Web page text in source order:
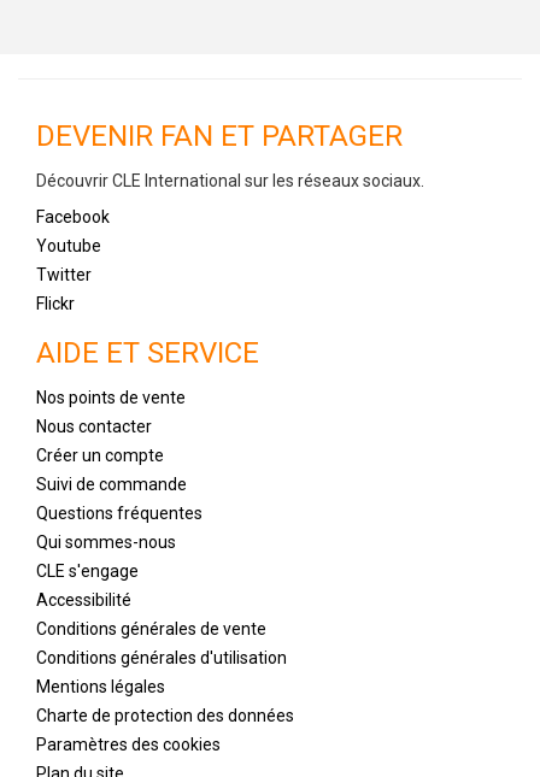
DEVENIR FAN ET PARTAGER
Découvrir CLE International sur les réseaux sociaux.
Facebook
Youtube
Twitter
Flickr
AIDE ET SERVICE
Nos points de vente
Nous contacter
Créer un compte
Suivi de commande
Questions fréquentes
Qui sommes-nous
CLE s'engage
Accessibilité
Conditions générales de vente
Conditions générales d'utilisation
Mentions légales
Charte de protection des données
Paramètres des cookies
Plan du site